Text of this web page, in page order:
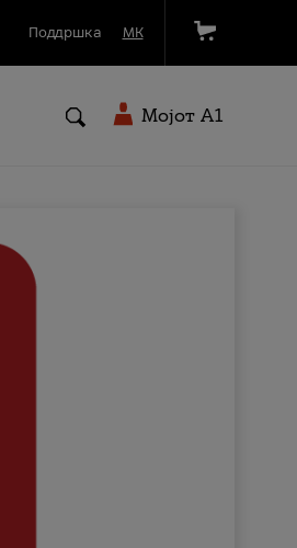
Поддршка МК
Мојот A1